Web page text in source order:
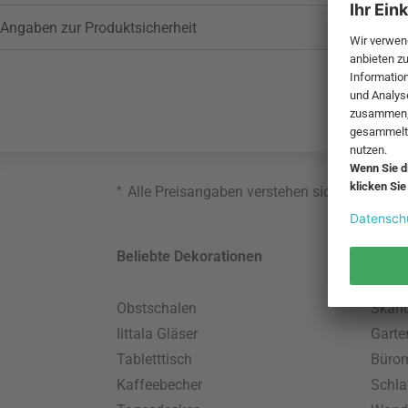
Angaben zur Produktsicherheit
* Alle Preisangaben verstehen sich
Beliebte Dekorationen
Obstschalen
Iittala Gläser
Tabletttisch
Kaffeebecher